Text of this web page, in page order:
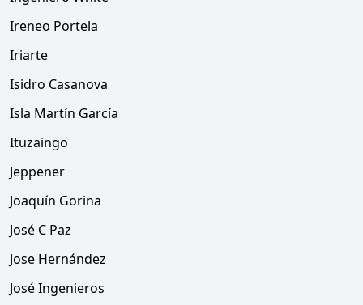
Ireneo Portela
Iriarte
Isidro Casanova
Isla Martín García
Ituzaingo
Jeppener
Joaquín Gorina
José C Paz
Jose Hernández
José Ingenieros